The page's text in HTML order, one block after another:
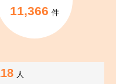
11,366 件
人